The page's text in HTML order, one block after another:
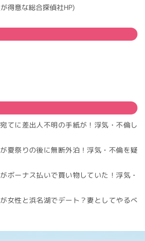
得意な総合探偵社HP)
てに差出人不明の手紙が！浮気・不倫し
夏祭りの後に無断外泊！浮気・不倫を疑
ボーナス払いで買い物していた！浮気・
女性と浜名湖でデート？妻としてやるべ